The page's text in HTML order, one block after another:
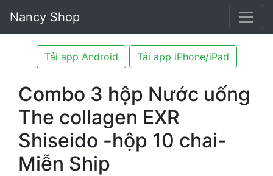
Nancy Shop
Tải app Android Tải app iPhone/iPad
Combo 3 hộp Nước uống
The collagen EXR
Shiseido -hộp 10 chai-
Miễn Ship